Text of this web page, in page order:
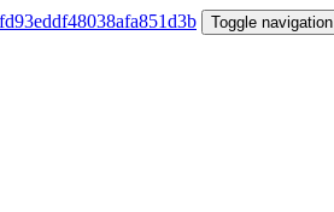
Toggle navigation